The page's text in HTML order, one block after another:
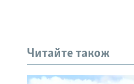
Читайте також